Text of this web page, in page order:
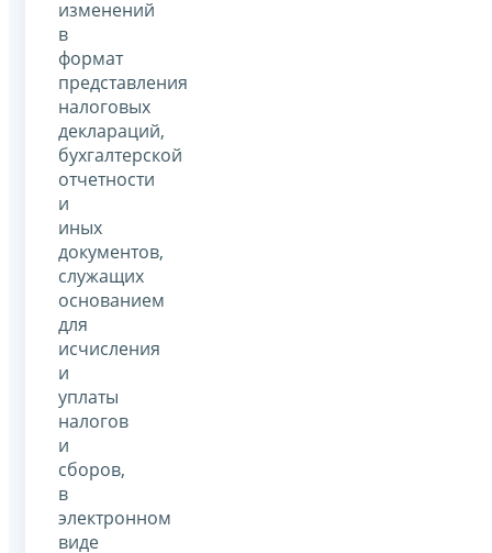
изменений
в
формат
представления
налоговых
деклараций,
бухгалтерской
отчетности
и
иных
документов,
служащих
основанием
для
исчисления
и
уплаты
налогов
и
сборов,
в
электронном
виде